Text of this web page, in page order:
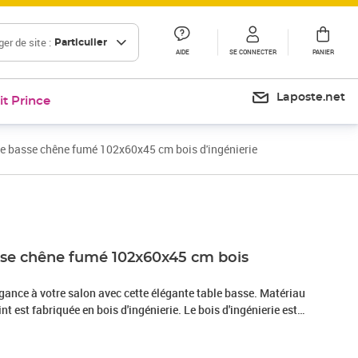
de site : Particulier
AIDE SE CONNECTER PANIER
Prince Laposte.net
basse chêne fumé 102x60x45 cm bois d'ingénierie
chêne fumé 102x60x45 cm bois
à votre salon avec cette élégante table basse. Matériau
est fabriquée en bois d'ingénierie. Le bois d'ingénierie est
avec une surface lisse et présente également résistance,
espace de rangement : ce bout de canapé